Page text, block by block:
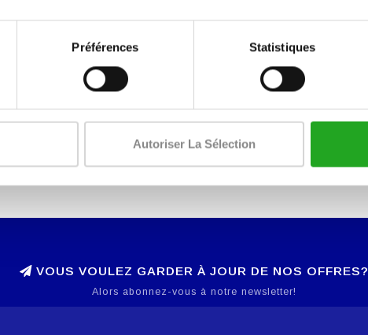
Préférences Statistiques
Autoriser La Sélection
VOUS VOULEZ GARDER À JOUR DE NOS OFFRES?
Alors abonnez-vous à notre newsletter!